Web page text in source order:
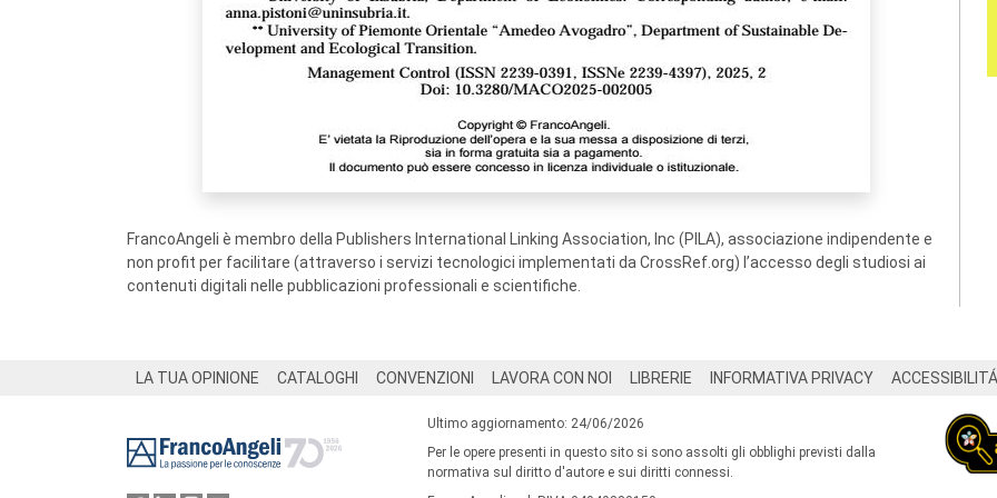
FrancoAngeli è membro della Publishers International Linking Association, Inc (PILA), associazione indipendente e
non profit per facilitare (attraverso i servizi tecnologici implementati da CrossRef.org) l’accesso degli studiosi ai
contenuti digitali nelle pubblicazioni professionali e scientifiche.
LA TUA OPINIONE CATALOGHI CONVENZIONI LAVORA CON NOI LIBRERIE INFORMATIVA PRIVACY ACCESSIBILITÁ
Ultimo aggiornamento: 24/06/2026
Per le opere presenti in questo sito si sono assolti gli obblighi previsti dalla
normativa sul diritto d'autore e sui diritti connessi.